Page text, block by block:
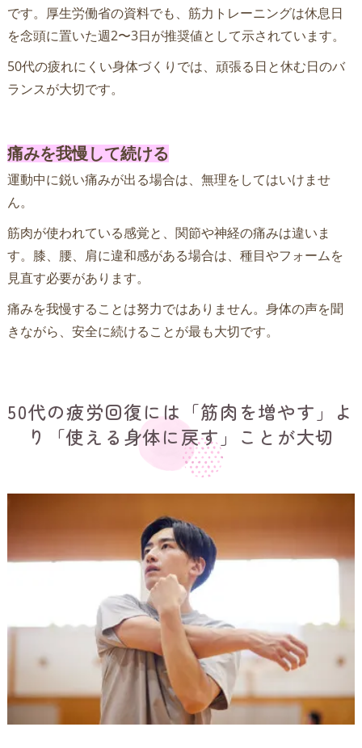
です。厚生労働省の資料でも、筋力トレーニングは休息日
を念頭に置いた週2〜3日が推奨値として示されています。
50代の疲れにくい身体づくりでは、頑張る日と休む日のバ
ランスが大切です。
痛みを我慢して続ける
運動中に鋭い痛みが出る場合は、無理をしてはいけませ
ん。
筋肉が使われている感覚と、関節や神経の痛みは違いま
す。膝、腰、肩に違和感がある場合は、種目やフォームを
見直す必要があります。
痛みを我慢することは努力ではありません。身体の声を聞
きながら、安全に続けることが最も大切です。
50代の疲労回復には「筋肉を増やす」よ
り「使える身体に戻す」ことが大切